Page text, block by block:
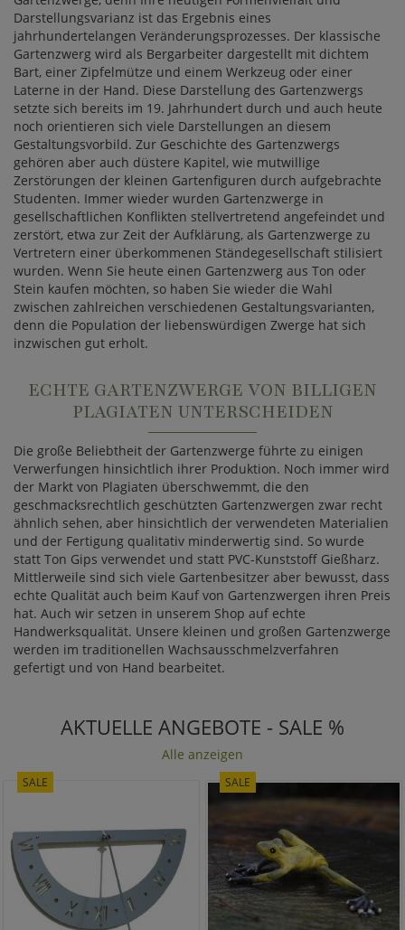
Darstellungsvarianz ist das Ergebnis eines
jahrhundertelangen Veränderungsprozesses. Der klassische
Gartenzwerg wird als Bergarbeiter dargestellt mit dichtem
Bart, einer Zipfelmütze und einem Werkzeug oder einer
Laterne in der Hand. Diese Darstellung des Gartenzwergs
setzte sich bereits im 19. Jahrhundert durch und auch heute
noch orientieren sich viele Darstellungen an diesem
Gestaltungsvorbild. Zur Geschichte des Gartenzwergs
gehören aber auch düstere Kapitel, wie mutwillige
Zerstörungen der kleinen Gartenfiguren durch aufgebrachte
Studenten. Immer wieder wurden Gartenzwerge in
gesellschaftlichen Konflikten stellvertretend angefeindet und
zerstört, etwa zur Zeit der Aufklärung, als Gartenzwerge zu
Vertretern einer überkommenen Ständegesellschaft stilisiert
wurden. Wenn Sie heute einen Gartenzwerg aus Ton oder
Stein kaufen möchten, so haben Sie wieder die Wahl
zwischen zahlreichen verschiedenen Gestaltungsvarianten,
denn die Population der liebenswürdigen Zwerge hat sich
inzwischen gut erholt.
ECHTE GARTENZWERGE VON BILLIGEN
PLAGIATEN UNTERSCHEIDEN
Die große Beliebtheit der Gartenzwerge führte zu einigen
Verwerfungen hinsichtlich ihrer Produktion. Noch immer wird
der Markt von Plagiaten überschwemmt, die den
geschmacksrechtlich geschützten Gartenzwergen zwar recht
ähnlich sehen, aber hinsichtlich der verwendeten Materialien
und der Fertigung qualitativ minderwertig sind. So wurde
statt Ton Gips verwendet und statt PVC-Kunststoff Gießharz.
Mittlerweile sind sich viele Gartenbesitzer aber bewusst, dass
echte Qualität auch beim Kauf von Gartenzwergen ihren Preis
hat. Auch wir setzen in unserem Shop auf echte
Handwerksqualität. Unsere kleinen und großen Gartenzwerge
werden im traditionellen Wachsausschmelzverfahren
gefertigt und von Hand bearbeitet.
AKTUELLE ANGEBOTE - SALE %
Alle anzeigen
SALE SALE